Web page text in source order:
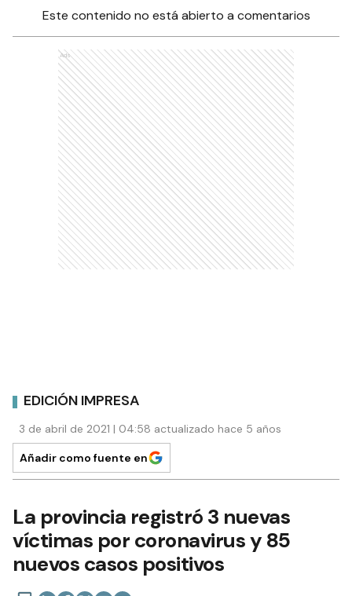
Este contenido no está abierto a comentarios
Ads
EDICIÓN IMPRESA
3 de abril de 2021 | 04:58 actualizado hace 5 años
Añadir como fuente en
La provincia registró 3 nuevas
víctimas por coronavirus y 85
nuevos casos positivos